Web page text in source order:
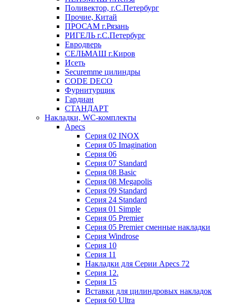
Поливектор, г.С.Петербург
Прочие, Китай
ПРОСАМ г.Рязань
РИГЕЛЬ г.С.Петербург
Евродверь
СЕЛЬМАШ г.Киров
Исеть
Securemme цилиндры
CODE DECO
Фурнитурщик
Гардиан
СТАНДАРТ
Накладки, WC-комплекты
Apecs
Cерия 02 INOX
Cерия 05 Imagination
Cерия 06
Cерия 07 Standard
Cерия 08 Basic
Cерия 08 Megapolis
Cерия 09 Standard
Cерия 24 Standard
Серия 01 Simple
Серия 05 Premier
Серия 05 Premier сменные накладки
Cерия Windrose
Серия 10
Серия 11
Накладки для Серии Apecs 72
Серия 12.
Серия 15
Вставки для цилиндровых накладок
Серия 60 Ultra